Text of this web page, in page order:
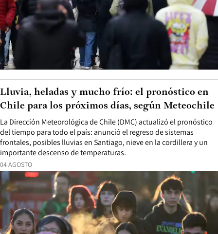
04 AGOSTO
La Dirección Meteorológica de Chile (DMC) actualizó el pronóstico
del tiempo para todo el país: anunció el regreso de sistemas
frontales, posibles lluvias en Santiago, nieve en la cordillera y un
importante descenso de temperaturas.
Lluvia, heladas y mucho frío: el pronóstico en
Chile para los próximos días, según Meteochile